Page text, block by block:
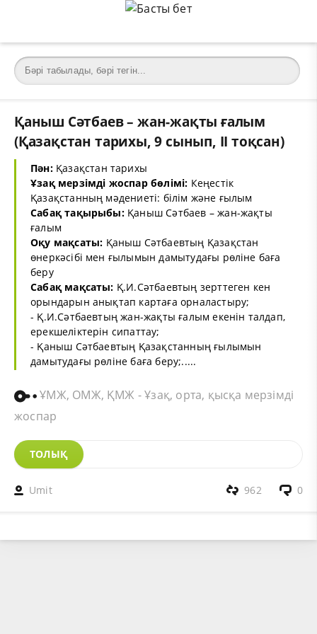
Қаныш Сәтбаев – жан-жақты ғалым
(Қазақстан тарихы, 9 сынып, ІІ тоқсан)
Пән:Қазақстан тарихы
Ұзақ мерзімді жоспар бөлімі: Кеңестік
Қазақстанның мәдениеті: білім және ғылым
Сабақ тақырыбы: Қаныш Сәтбаев – жан-жақты
ғалым
Оқу мақсаты: Қаныш Сәтбаевтың Қазақстан
өнеркәсібі мен ғылымын дамытудағы рөліне баға
беру
Сабақ мақсаты: Қ.И.Сәтбаевтың зерттеген кен
орындарын анықтап картаға орналастыру;
- Қ.И.Сәтбаевтың жан-жақты ғалым екенін талдап,
ерекшеліктерін сипаттау;
- Қаныш Сәтбаевтың Қазақстанның ғылымын
дамытудағы рөліне баға беру;.....
ҰМЖ, ОМЖ, ҚМЖ - Ұзақ, орта, қысқа мерзімді
жоспар
ТОЛЫҚ
Umit 0
962